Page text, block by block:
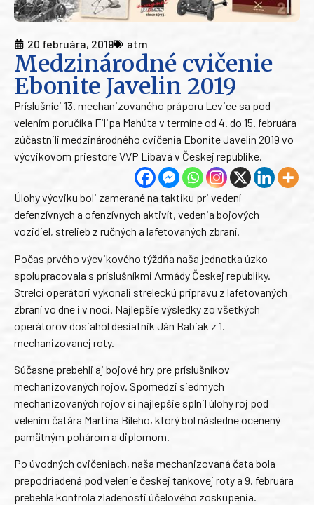
20 februára, 2019 atm
Medzinárodné cvičenie
Ebonite Javelin 2019
Príslušníci 13. mechanizovaného práporu Levice sa pod
velením poručíka Filipa Mahúta v termíne od 4. do 15. februára
zúčastnili medzinárodného cvičenia Ebonite Javelin 2019 vo
výcvikovom priestore VVP Libavá v Českej republike.
Úlohy výcviku boli zamerané na taktiku pri vedení
defenzívnych a ofenzívnych aktivít, vedenia bojových
vozidiel, strelieb z ručných a lafetovaných zbraní.
Počas prvého výcvikového týždňa naša jednotka úzko
spolupracovala s príslušníkmi Armády Českej republiky.
Strelci operátori vykonali streleckú prípravu z lafetovaných
zbraní vo dne i v noci. Najlepšie výsledky zo všetkých
operátorov dosiahol desiatnik Ján Babiak z 1.
mechanizovanej roty.
Súčasne prebehli aj bojové hry pre príslušníkov
mechanizovaných rojov. Spomedzi siedmych
mechanizovaných rojov si najlepšie splnil úlohy roj pod
velením čatára Martina Bíleho, ktorý bol následne ocenený
pamätným pohárom a diplomom.
Po úvodných cvičeniach, naša mechanizovaná čata bola
prepodriadená pod velenie českej tankovej roty a 9. februára
prebehla kontrola zladenosti účelového zoskupenia.